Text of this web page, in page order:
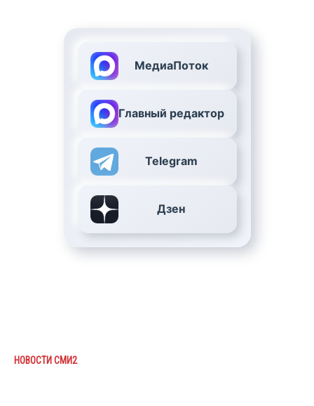
МедиаПоток
Главный редактор
Telegram
Дзен
НОВОСТИ СМИ2